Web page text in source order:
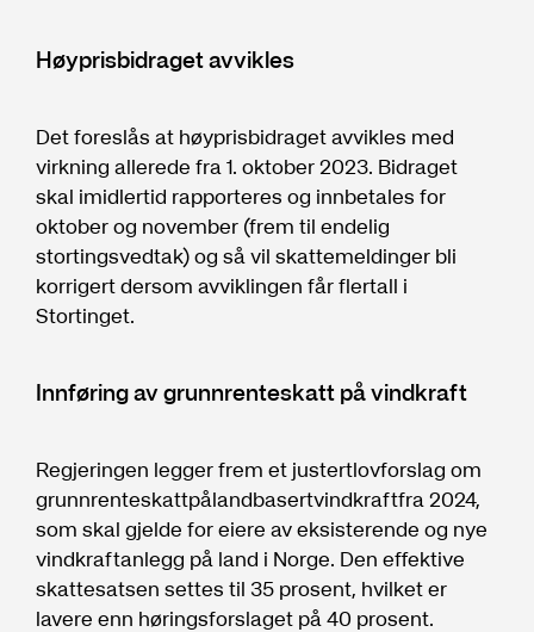
Høyprisbidraget avvikles
Det foreslås at høyprisbidraget avvikles med
virkning allerede fra 1. oktober 2023. Bidraget
skal imidlertid rapporteres og innbetales for
oktober og november (frem til endelig
stortingsvedtak) og så vil skattemeldinger bli
korrigert dersom avviklingen får flertall i
Stortinget.
Innføring av grunnrenteskatt på vindkraft
Regjeringen legger frem et justertlovforslag om
grunnrenteskattpålandbasertvindkraftfra 2024,
som skal gjelde for eiere av eksisterende og nye
vindkraftanlegg på land i Norge. Den effektive
skattesatsen settes til 35 prosent, hvilket er
lavere enn høringsforslaget på 40 prosent.